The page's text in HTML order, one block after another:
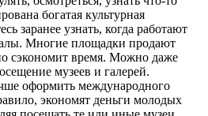
богатая культурная
заранее узнать, когда работают
Многие площадки продают
сэкономит время. Можно даже
музеев и галерей.
оформить международного
экономят деньги молодых